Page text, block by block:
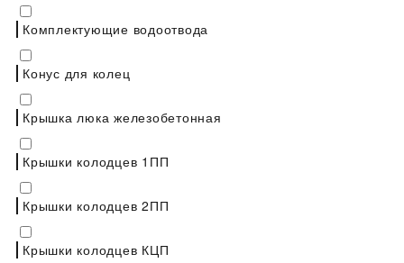
Комплектующие водоотвода
Конус для колец
Крышка люка железобетонная
Крышки колодцев 1ПП
Крышки колодцев 2ПП
Крышки колодцев КЦП